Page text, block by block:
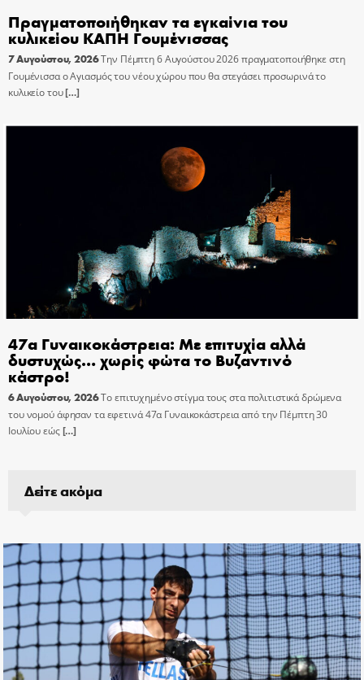
Πραγματοποιήθηκαν τα εγκαίνια του
κυλικείου ΚΑΠΗ Γουμένισσας
7 Αυγούστου, 2026Την Πέμπτη 6 Αυγούστου 2026 πραγματοποιήθηκε στη
Γουμένισσα ο Αγιασμός του νέου χώρου που θα στεγάσει προσωρινά το
κυλικείο του[…]
47α Γυναικοκάστρεια: Με επιτυχία αλλά
δυστυχώς… χωρίς φώτα το Βυζαντινό
κάστρο!
6 Αυγούστου, 2026Το επιτυχημένο στίγμα τους στα πολιτιστικά δρώμενα
του νομού άφησαν τα εφετινά 47α Γυναικοκάστρεια από την Πέμπτη 30
Ιουλίου εώς[…]
Δείτε ακόμα